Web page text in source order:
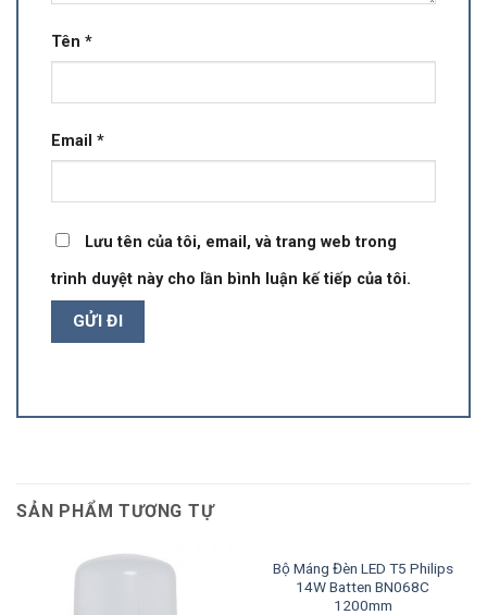
Tên *
Email *
Lưu tên của tôi, email, và trang web trong
trình duyệt này cho lần bình luận kế tiếp của tôi.
SẢN PHẨM TƯƠNG TỰ
Bộ Máng Đèn LED T5 Philips
14W Batten BN068C
1200mm